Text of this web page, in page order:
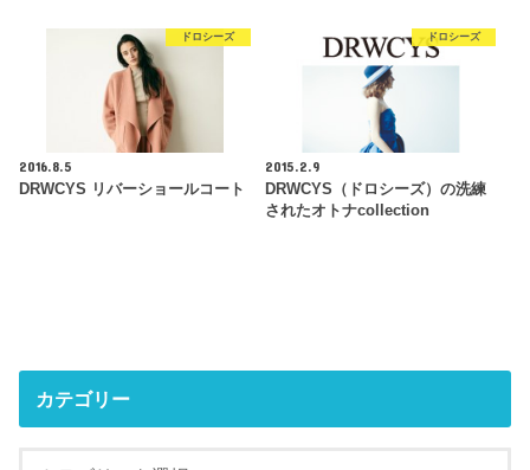
ドロシーズ
2016.8.5
DRWCYS リバーショールコート
ドロシーズ
2015.2.9
DRWCYS（ドロシーズ）の洗練
されたオトナcollection
カテゴリー